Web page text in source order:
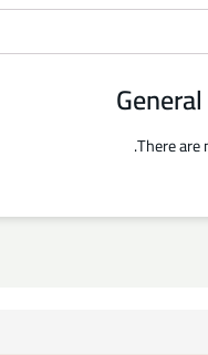
There are